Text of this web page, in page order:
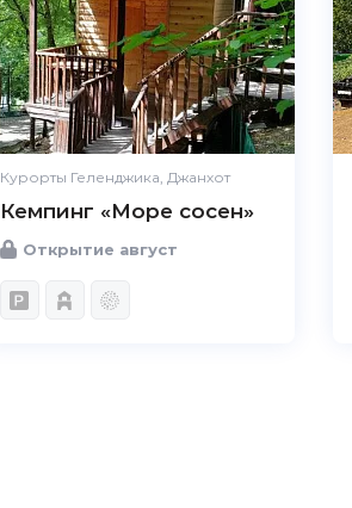
Курорты Геленджика, Джанхот
Кемпинг «Море сосен»
Открытие август